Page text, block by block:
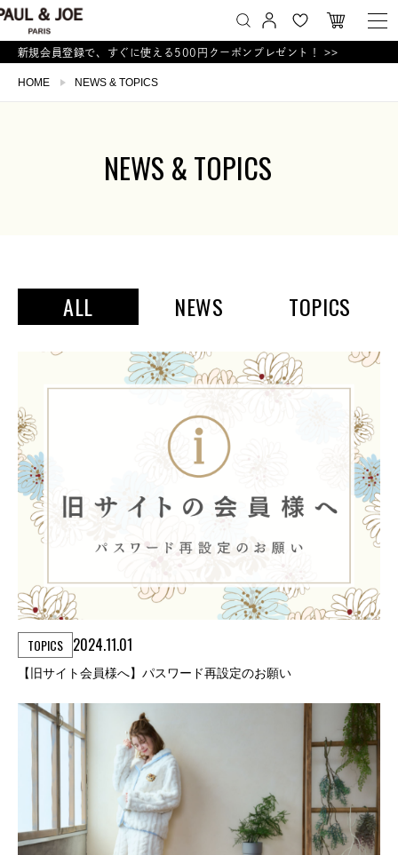
新規会員登録で、すぐに使える500円クーポンプレゼント！ >>
HOME NEWS & TOPICS
NEWS & TOPICS
ALL NEWS TOPICS
TOPICS 2024.11.01
【旧サイト会員様へ】パスワード再設定のお願い